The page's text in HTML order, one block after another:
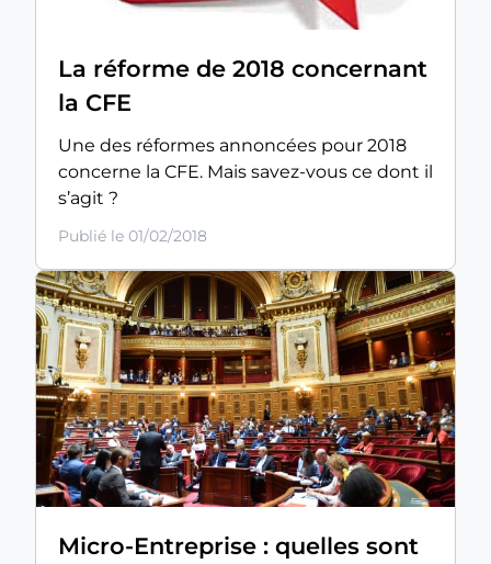
La réforme de 2018 concernant
la CFE
Une des réformes annoncées pour 2018
concerne la CFE. Mais savez-vous ce dont il
s’agit ?
Publié le 01/02/2018
Micro-Entreprise : quelles sont